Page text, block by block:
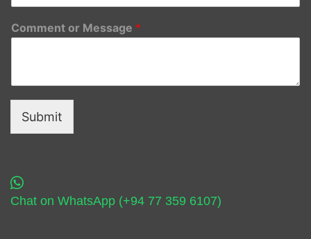
Comment or Message *
Submit
Chat on WhatsApp (+94 77 359 6107)